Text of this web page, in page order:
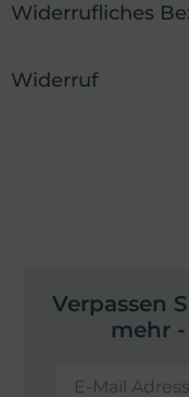
Widerrufliches
Widerruf
Verpassen
mehr